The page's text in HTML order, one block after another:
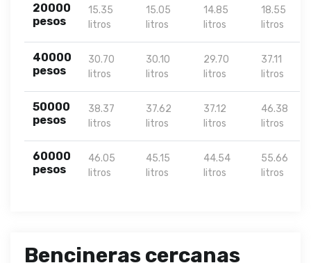
20000
pesos
15.35
litros
15.05
litros
14.85
litros
18.55
litros
40000
pesos
30.70
litros
30.10
litros
29.70
litros
37.11
litros
50000
pesos
38.37
litros
37.62
litros
37.12
litros
46.38
litros
60000
pesos
46.05
litros
45.15
litros
44.54
litros
55.66
litros
Bencineras cercanas